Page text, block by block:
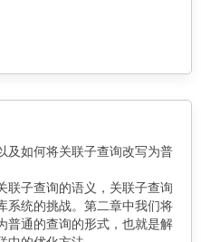
的其他事务中的 update 操作
去排查这个 select 所处的
及如何将关联子查询改写为普
联子查询的语义，关联子查询
系统的挑战。第二章中我们将
普通的查询的形式，也就是解